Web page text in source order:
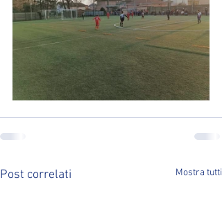
Post correlati Mostra tutti